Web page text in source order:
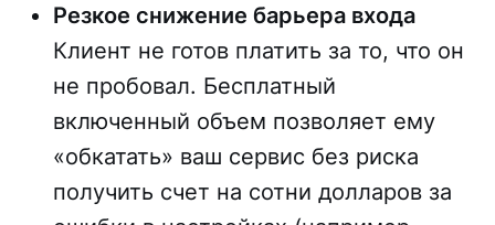
Резкое снижение барьера входа
Клиент не готов платить за то, что он
не пробовал. Бесплатный
включенный объем позволяет ему
«обкатать» ваш сервис без риска
получить счет на сотни долларов за